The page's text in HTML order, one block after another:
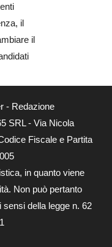
il
il
- Redazione
SRL - Via Nicola
Fiscale e Partita
in quanto viene
Non può pertanto
della legge n. 62